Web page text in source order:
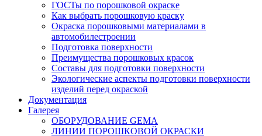
ГОСТы по порошковой окраске
Как выбрать порошковую краску
Окраска порошковыми материалами в
автомобилестроении
Подготовка поверхности
Преимущества порошковых красок
Составы для подготовки поверхности
Экологические аспекты подготовки поверхности
изделий перед окраской
Документация
Галерея
ОБОРУДОВАНИЕ GEMA
ЛИНИИ ПОРОШКОВОЙ ОКРАСКИ